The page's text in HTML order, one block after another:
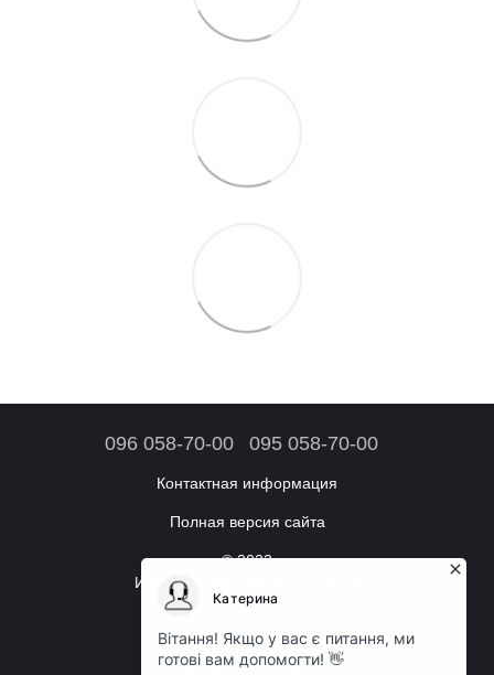
096 058-70-00 095 058-70-00
Контактная информация
Полная версия сайта
© 2023
Интернет-магазин аксессуаров
Режим работы:
Ежедневно: с 09:00 до 18:00